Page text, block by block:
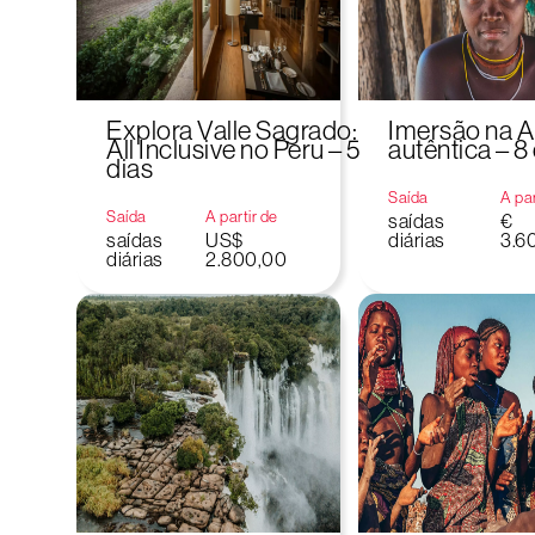
Explora Valle Sagrado:
All Inclusive no Peru – 5
dias
Saída
saídas
diárias
A partir de
US$
2.800,00
Imersão na
autêntica – 8
Saída
saídas
diárias
A
€